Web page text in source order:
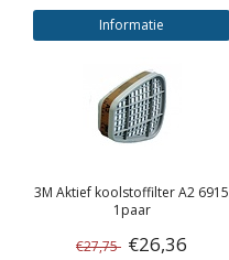
Informatie
3M Aktief koolstoffilter A2 6915
1paar
€27,75 €26,36